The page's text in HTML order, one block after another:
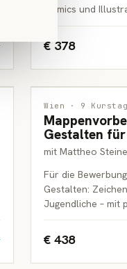
Comics und
€ 378
INTERDISZIPLINÄR
JUGENDLICHE
Wien · 9
Gestalten
mit Mattheo
Für die
Gestalten:
Jugendliche – mit
€ 438